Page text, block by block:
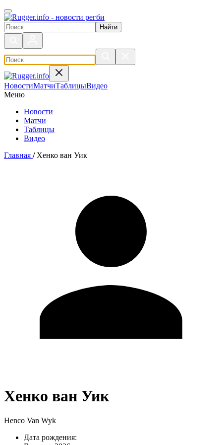
Поиск по сайту
НовостиМатчиТаблицыВидео
Меню
Новости
Матчи
Таблицы
Видео
Главная / Хенко ван Уик
Хенко ван Уик
Henco Van Wyk
Дата рождения: